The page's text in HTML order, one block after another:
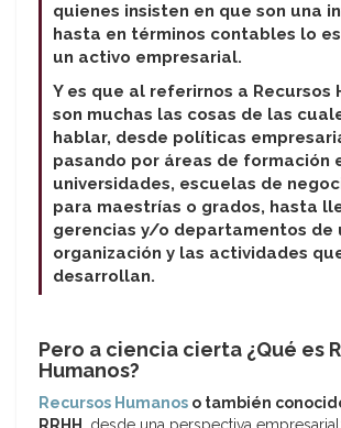
quienes insisten en que son una
hasta en términos contables lo
un activo empresarial.
Y es que al referirnos a Recursos
son muchas las cosas de las
hablar, desde políticas
pasando por áreas de formación
universidades, escuelas de
para maestrías o grados, hasta
gerencias y/o departamentos de
organización y las actividades
desarrollan.
Pero a ciencia cierta ¿Qué es
Humanos?
Recursos Humanos o también